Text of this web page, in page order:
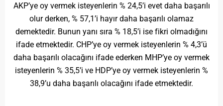
AKP’ye oy vermek isteyenlerin % 24,5’i evet daha başarılı
olur derken, % 57,1’i hayır daha başarılı olamaz
demektedir. Bunun yanı sıra % 18,5’i ise fikri olmadığını
ifade etmektedir. CHP’ye oy vermek isteyenlerin % 4,3’ü
daha başarılı olacağını ifade ederken MHP’ye oy vermek
isteyenlerin % 35,5’i ve HDP’ye oy vermek isteyenlerin %
38,9’u daha başarılı olacağını ifade etmektedir.